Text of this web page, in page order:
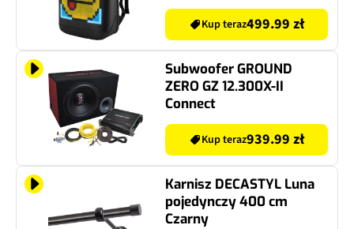
Czarny
Kup teraz499.99 zł
Subwoofer GROUND
ZERO GZ 12.300X-II
Connect
Kup teraz939.99 zł
Karnisz DECASTYL Luna
pojedynczy 400 cm
Czarny